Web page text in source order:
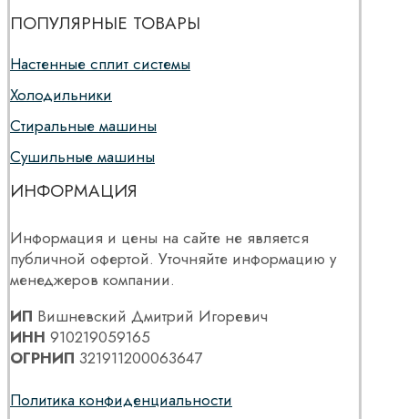
ПОПУЛЯРНЫЕ ТОВАРЫ
Настенные сплит системы
Холодильники
Стиральные машины
Сушильные машины
ИНФОРМАЦИЯ
Информация и цены на сайте не является
публичной офертой. Уточняйте информацию у
менеджеров компании.
ИП Вишневский Дмитрий Игоревич
ИНН 910219059165
ОГРНИП 321911200063647
Политика конфиденциальности